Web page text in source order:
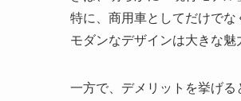
特に、商用車としてだけで
モダンなデザインは大きな魅
一方で、デメリットを挙げ